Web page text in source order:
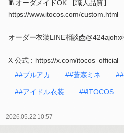
🧵オーダメイドOK.【職人品質】
https://www.itocos.com/custom.html
オーダー衣装LINE相談📩@424ajohx
X 公式：https://x.com/itocos_official
##ブルアカ
##蒼森ミネ
##アイドル衣装 ##ITOCOS
2026.05.22 10:57